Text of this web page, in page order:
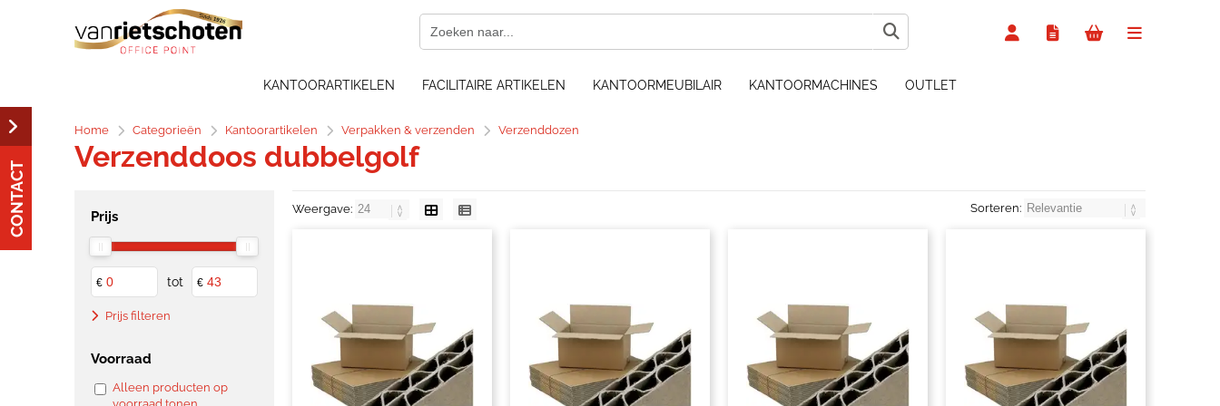
KANTOORARTIKELEN FACILITAIRE ARTIKELEN KANTOORMEUBILAIR KANTOORMACHINES OUTLET
Home Categorieën Kantoorartikelen Verpakken & verzenden Verzenddozen
Verzenddoos dubbelgolf
Prijs
€ tot €
Prijs filteren
Voorraad
Alleen producten op
Weergave: Sorteren:
CONTACT